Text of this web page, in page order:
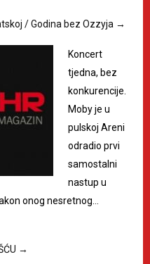
/ Godina bez Ozzyja →
Koncert
tjedna, bez
konkurencije.
Moby je u
pulskoj Areni
odradio prvi
samostalni
nastup u
onog nesretnog…
→